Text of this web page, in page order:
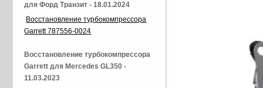
для Форд Транзит - 18.01.2024
Восстановление турбокомпрессора
Garrett 787556-0024
Восстановление турбокомпрессора
Garrett для Mercedes GL350 -
11.03.2023